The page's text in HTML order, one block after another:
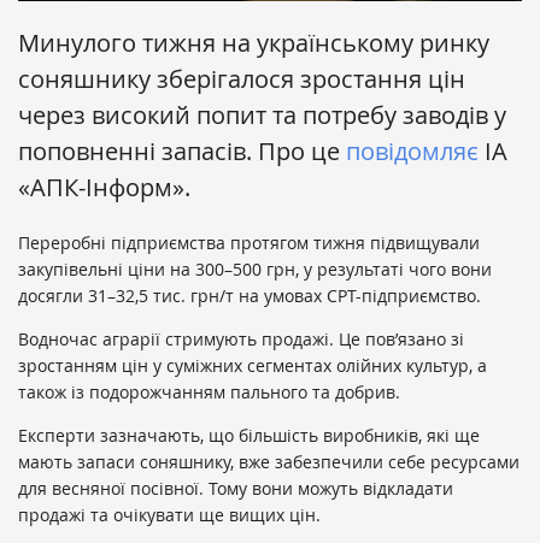
Минулого тижня на українському ринку
соняшнику зберігалося зростання цін
через високий попит та потребу заводів у
поповненні запасів. Про це повідомляє ІА
«АПК-Інформ».
Переробні підприємства протягом тижня підвищували
закупівельні ціни на 300–500 грн, у результаті чого вони
досягли 31–32,5 тис. грн/т на умовах СРТ-підприємство.
Водночас аграрії стримують продажі. Це пов’язано зі
зростанням цін у суміжних сегментах олійних культур, а
також із подорожчанням пального та добрив.
Експерти зазначають, що більшість виробників, які ще
мають запаси соняшнику, вже забезпечили себе ресурсами
для весняної посівної. Тому вони можуть відкладати
продажі та очікувати ще вищих цін.